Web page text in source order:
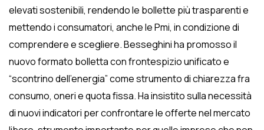
elevati sostenibili, rendendo le bollette più trasparenti e
mettendo i consumatori, anche le Pmi, in condizione di
comprendere e scegliere. Besseghini ha promosso il
nuovo formato bolletta con frontespizio unificato e
“scontrino dell’energia” come strumento di chiarezza fra
consumo, oneri e quota fissa. Ha insistito sulla necessità
di nuovi indicatori per confrontare le offerte nel mercato